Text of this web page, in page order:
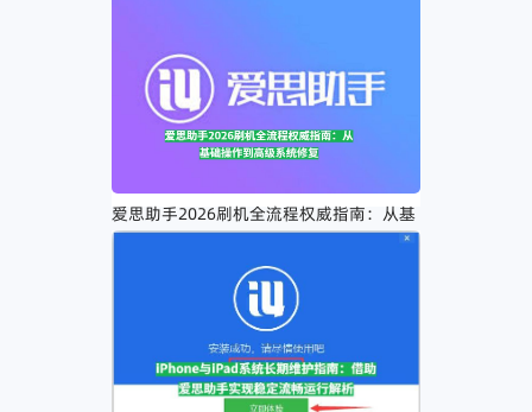
爱思助手2026刷机全流程权威指南：从基
础操作到高级系统修复